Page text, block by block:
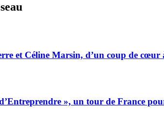
et Céline Marsin, d’un coup de
», un tour de France